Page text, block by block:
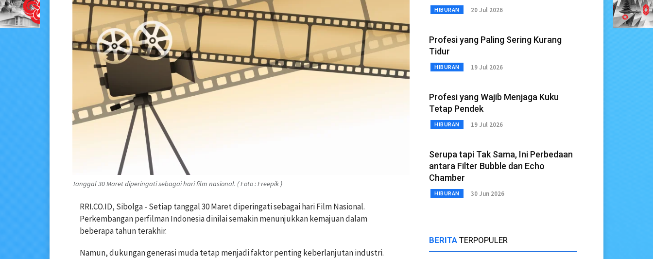
Tanggal 30 Maret diperingati sebagai hari film nasional. ( Foto : Freepik )
RRI.CO.ID, Sibolga - Setiap tanggal 30 Maret diperingati sebagai hari Film Nasional.
Perkembangan perfilman Indonesia dinilai semakin menunjukkan kemajuan dalam
beberapa tahun terakhir.
Namun, dukungan generasi muda tetap menjadi faktor penting keberlanjutan industri.
HIBURAN 20 Jul 2026
Profesi yang Paling Sering Kurang
Tidur
HIBURAN 19 Jul 2026
Profesi yang Wajib Menjaga Kuku
Tetap Pendek
HIBURAN 19 Jul 2026
Serupa tapi Tak Sama, Ini Perbedaan
antara Filter Bubble dan Echo
Chamber
HIBURAN 30 Jun 2026
BERITA TERPOPULER